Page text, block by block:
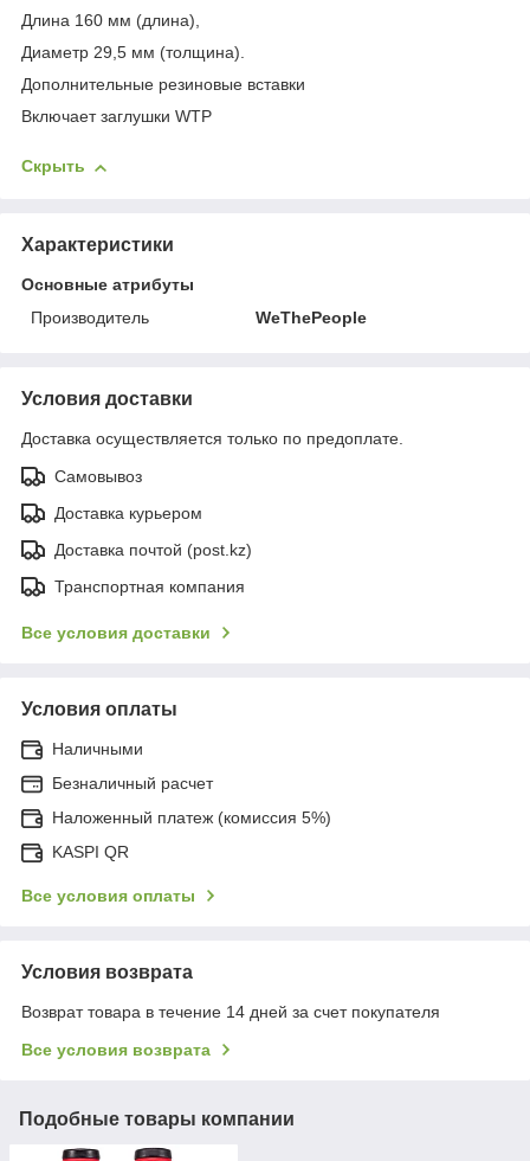
Длина 160 мм (длина),
Диаметр 29,5 мм (толщина).
Дополнительные резиновые вставки
Включает заглушки WTP
Скрыть
Характеристики
Основные атрибуты
Производитель
WeThePeople
Условия доставки
Доставка осуществляется только по предоплате.
Самовывоз
Доставка курьером
Доставка почтой (post.kz)
Транспортная компания
Все условия доставки
Условия оплаты
Наличными
Безналичный расчет
Наложенный платеж (комиссия 5%)
KASPI QR
Все условия оплаты
Условия возврата
Возврат товара в течение 14 дней за счет покупателя
Все условия возврата
Подобные товары компании